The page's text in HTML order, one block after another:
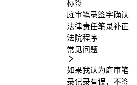
标签
庭审笔录签字确认
法律责任笔录补正
法院程序
常见问题
如果我认为庭审笔
录记录有误，不签